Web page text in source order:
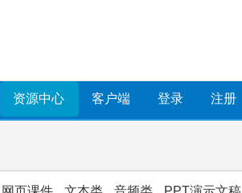
资源中心 客户端 登录 注册